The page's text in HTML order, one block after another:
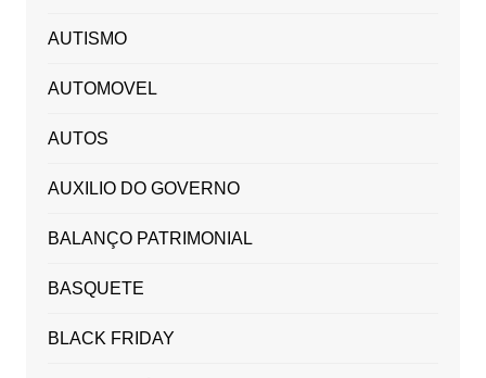
AUTISMO
AUTOMOVEL
AUTOS
AUXILIO DO GOVERNO
BALANÇO PATRIMONIAL
BASQUETE
BLACK FRIDAY